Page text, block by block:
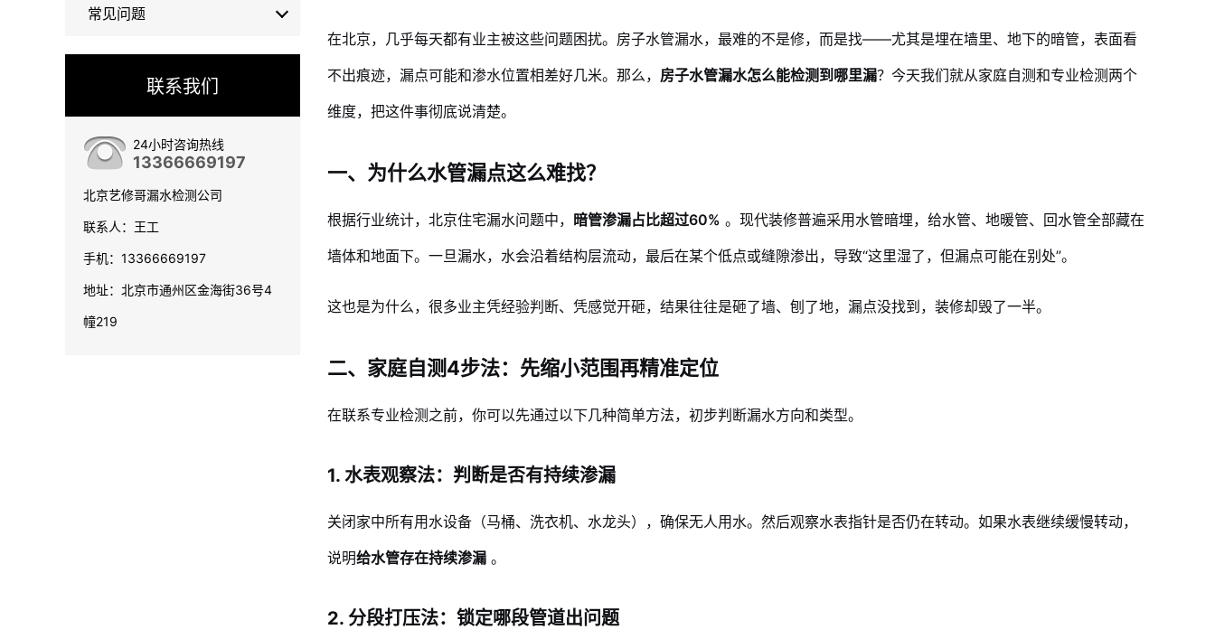
常见问题
联系我们
24小时咨询热线
13366669197
北京艺修哥漏水检测公司
联系人：王工
手机：13366669197
地址：北京市通州区金海街36号4
幢219
在北京，几乎每天都有业主被这些问题困扰。房子水管漏水，最难的不是修，而是找——尤其是埋在墙里、地下的暗管，表面看
不出痕迹，漏点可能和渗水位置相差好几米。那么， 房子水管漏水怎么能检测到哪里漏？今天我们就从家庭自测和专业检测两个
维度，把这件事彻底说清楚。
一、为什么水管漏点这么难找？
根据行业统计，北京住宅漏水问题中， 暗管渗漏占比超过60% 。现代装修普遍采用水管暗埋，给水管、地暖管、回水管全部藏在
墙体和地面下。一旦漏水，水会沿着结构层流动，最后在某个低点或缝隙渗出，导致“这里湿了，但漏点可能在别处”。
这也是为什么，很多业主凭经验判断、凭感觉开砸，结果往往是砸了墙、刨了地，漏点没找到，装修却毁了一半。
二、家庭自测4步法：先缩小范围再精准定位
在联系专业检测之前，你可以先通过以下几种简单方法，初步判断漏水方向和类型。
1. 水表观察法：判断是否有持续渗漏
关闭家中所有用水设备（马桶、洗衣机、水龙头），确保无人用水。然后观察水表指针是否仍在转动。如果水表继续缓慢转动，
说明给水管存在持续渗漏 。
2. 分段打压法：锁定哪段管道出问题